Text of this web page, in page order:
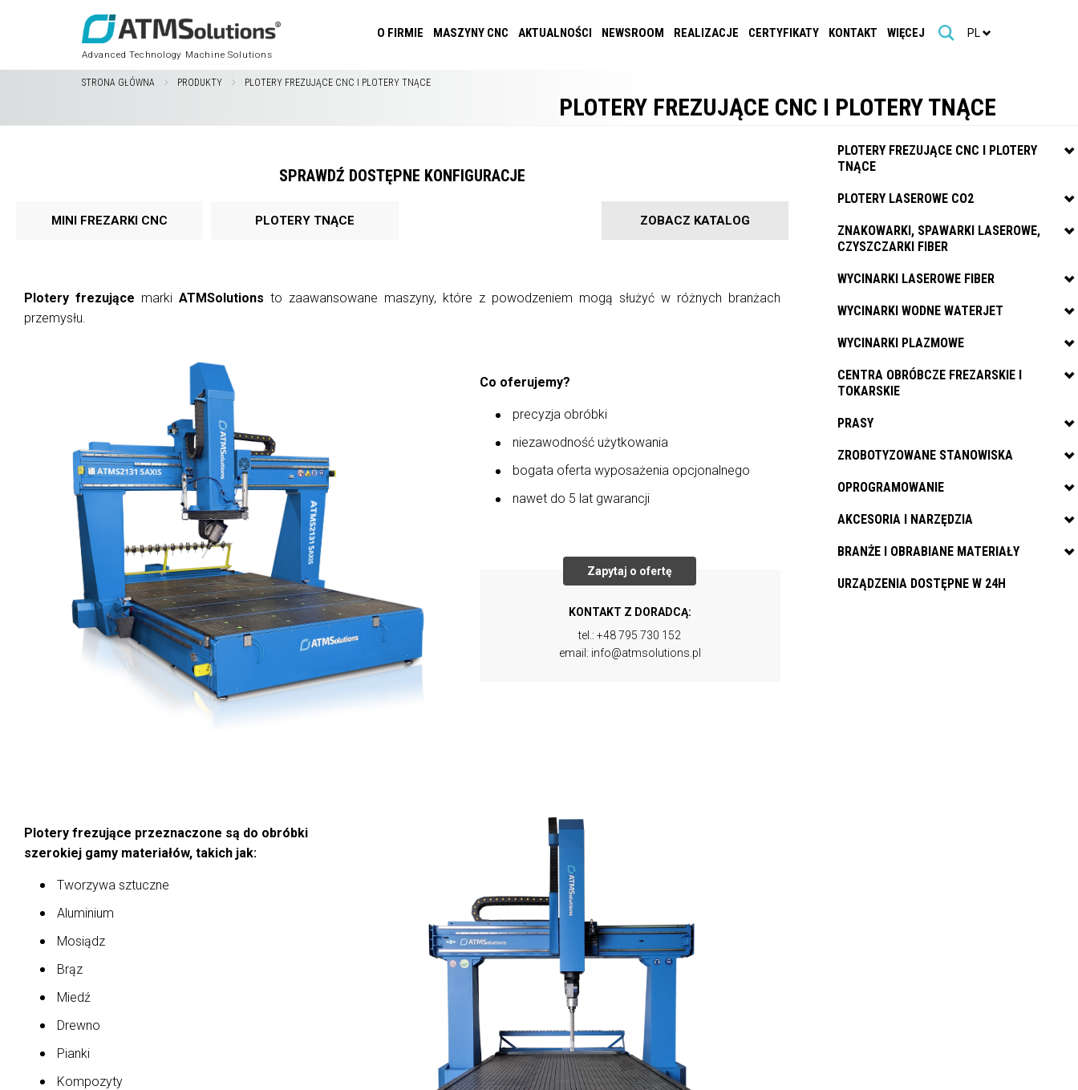
Advanced Technology Machine Solutions
O FIRMIE MASZYNY CNC AKTUALNOŚCI NEWSROOM REALIZACJE CERTYFIKATY KONTAKT WIĘCEJ PL
STRONA GŁÓWNA PRODUKTY PLOTERY FREZUJĄCE CNC I PLOTERY TNĄCE
PLOTERY FREZUJĄCE CNC I PLOTERY TNĄCE
SPRAWDŹ DOSTĘPNE KONFIGURACJE
MINI FREZARKI CNC PLOTERY TNĄCE ZOBACZ KATALOG
Plotery frezujące marki ATMSolutions to zaawansowane maszyny, które z powodzeniem mogą służyć w różnych branżach
przemysłu.
Co oferujemy?
precyzja obróbki
niezawodność użytkowania
bogata oferta wyposażenia opcjonalnego
nawet do 5 lat gwarancji
Zapytaj o ofertę
KONTAKT Z DORADCĄ:
tel.:+48 795 730 152
email: info@atmsolutions.pl
Plotery frezujące przeznaczone są do obróbki
szerokiej gamy materiałów, takich jak:
Tworzywa sztuczne
Aluminium
Mosiądz
Brąz
Miedź
Drewno
Pianki
Kompozyty
PLOTERY FREZUJĄCE CNC I PLOTERY
TNĄCE
PLOTERY LASEROWE CO2
ZNAKOWARKI, SPAWARKI LASEROWE,
CZYSZCZARKI FIBER
WYCINARKI LASEROWE FIBER
WYCINARKI WODNE WATERJET
WYCINARKI PLAZMOWE
CENTRA OBRÓBCZE FREZARSKIE I
TOKARSKIE
PRASY
ZROBOTYZOWANE STANOWISKA
OPROGRAMOWANIE
AKCESORIA I NARZĘDZIA
BRANŻE I OBRABIANE MATERIAŁY
URZĄDZENIA DOSTĘPNE W 24H